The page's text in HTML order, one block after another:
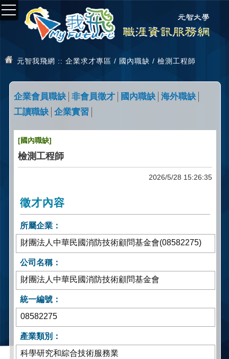
元智我飛網 :: 企業求才專區 / 國內職缺 / 檢測工程師
企業會員職缺 非會員徵才 國內職缺 海外職缺
工讀職缺 企業實習
[國內職缺]
檢測工程師
2026/5/28 15:26:35
徵才內容
所屬企業：
財團法人中華民國消防技術顧問基金會(08582275)
公司名稱：
財團法人中華民國消防技術顧問基金會
統一編號：
08582275
產業類別：
科學研究和綜合技術服務業